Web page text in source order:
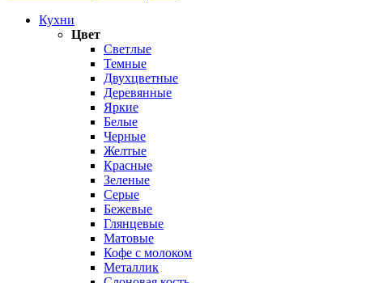
Кухни
Цвет
Светлые
Темные
Двухцветные
Деревянные
Яркие
Белые
Черные
Желтые
Красные
Зеленые
Серые
Бежевые
Глянцевые
Матовые
Кофе с молоком
Металлик